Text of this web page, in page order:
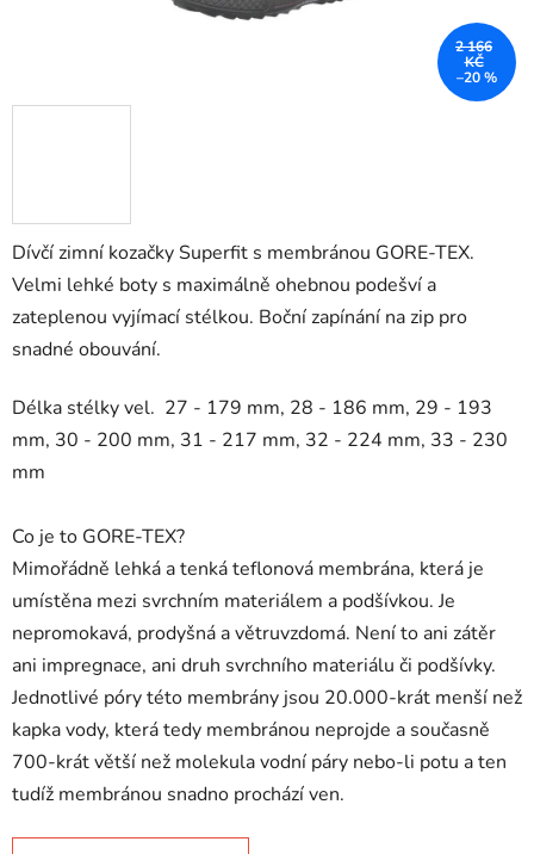
Dívčí zimní kozačky Superfit s membránou GORE-TEX.
Velmi lehké boty s maximálně ohebnou podešví a
zateplenou vyjímací stélkou. Boční zapínání na zip pro
snadné obouvání.
Délka stélkyvel. 27 - 179 mm, 28 - 186 mm, 29 - 193
mm, 30 - 200 mm, 31 - 217 mm, 32 - 224 mm, 33 - 230
mm
Co je to GORE-TEX?
Mimořádně lehká a tenká teflonová membrána, která je
umístěna mezi svrchním materiálem a podšívkou. Je
nepromokavá, prodyšná a větruvzdomá. Není to ani zátěr
ani impregnace, ani druh svrchního materiálu či podšívky.
Jednotlivé póry této membrány jsou 20.000-krát menší než
kapka vody, která tedy membránou neprojde a současně
700-krát větší než molekula vodní páry nebo-li potu a ten
tudíž membránou snadno prochází ven.
2 166
KČ
–20 %